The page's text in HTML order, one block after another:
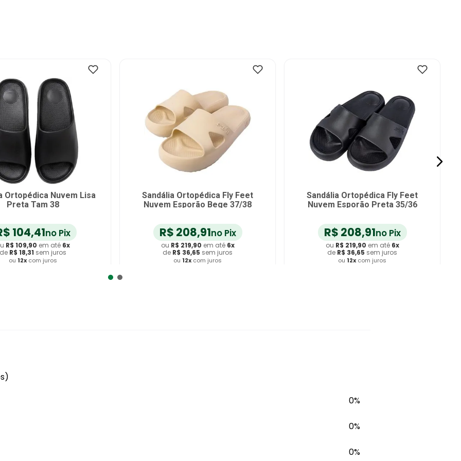
Flyfeet Nuvem
Pauher - Bege - 42/43
189,05no Pix
R$ 199,00 em até 6x
de R$ 33,16 sem juros
ou 12x com juros
Tênis Ortopédico Flyfeet Nuvem
Knit Ortho Pauher - Bege - 36/37
R$ 313,40no Pix
ou R$ 329,90 em até 6x
de R$ 54,98 sem juros
ou 12x com juros
Tênis Ortopédico Flyfeet Nuvem
Knit Ortho Pauher - Azul - 40/41
R$ 313,40no Pix
ou R$ 329,90 em até 6x
de R$ 54,98 sem juros
ou 12x com juros
0%
0%
0%